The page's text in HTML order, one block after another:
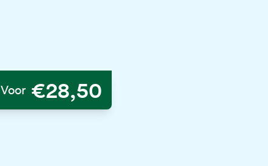
Voor €28,50